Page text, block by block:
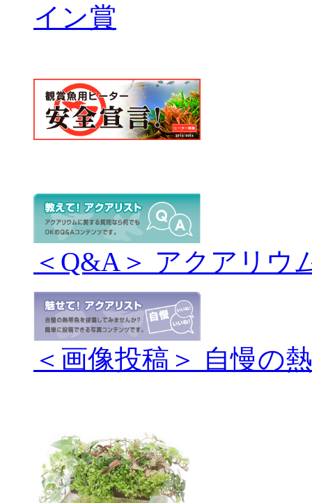
＜Q&A＞ アクアリウ
＜画像投稿＞ 自慢の